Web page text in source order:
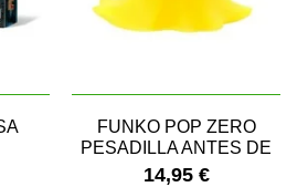
FUNKO POP ZERO
PESADILLA ANTES DE
NAVIDAD
14,95 €